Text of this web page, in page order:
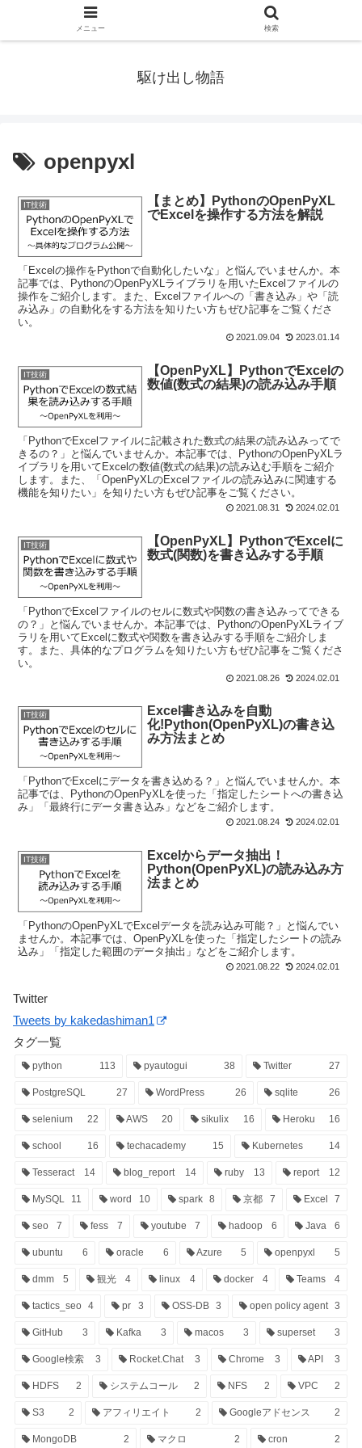
駆け出し物語
openpyxl
IT技術
【まとめ】PythonのOpenPyXL
でExcelを操作する方法を解説
「Excelの操作をPythonで自動化したいな」と悩んでいませんか。本
記事では、PythonのOpenPyXLライブラリを用いたExcelファイルの
操作をご紹介します。また、Excelファイルへの「書き込み」や「読
み込み」の自動化をする方法を知りたい方もぜひ記事をご覧くださ
い。
2021.09.04 2023.01.14
IT技術
【OpenPyXL】PythonでExcelの
数値(数式の結果)の読み込み手順
「PythonでExcelファイルに記載された数式の結果の読み込みってで
きるの？」と悩んでいませんか。本記事では、PythonのOpenPyXLラ
イブラリを用いてExcelの数値(数式の結果)の読み込む手順をご紹介
します。また、「OpenPyXLのExcelファイルの読み込みに関連する
機能を知りたい」を知りたい方もぜひ記事をご覧ください。
2021.08.31 2024.02.01
IT技術
【OpenPyXL】PythonでExcelに
数式(関数)を書き込みする手順
「PythonでExcelファイルのセルに数式や関数の書き込みってできる
の？」と悩んでいませんか。本記事では、PythonのOpenPyXLライブ
ラリを用いてExcelに数式や関数を書き込みする手順をご紹介しま
す。また、具体的なプログラムを知りたい方もぜひ記事をご覧くださ
い。
2021.08.26 2024.02.01
IT技術
Excel書き込みを自動
化!Python(OpenPyXL)の書き込
み方法まとめ
「PythonでExcelにデータを書き込める？」と悩んでいませんか。本
記事では、PythonのOpenPyXLを使った「指定したシートへの書き込
み」「最終行にデータ書き込み」などをご紹介します。
2021.08.24 2024.02.01
IT技術
Excelからデータ抽出！
Python(OpenPyXL)の読み込み方
法まとめ
「PythonのOpenPyXLでExcelデータを読み込み可能？」と悩んでい
ませんか。本記事では、OpenPyXLを使った「指定したシートの読み
込み」「指定した範囲のデータ抽出」などをご紹介します。
2021.08.22 2024.02.01
Twitter
Tweets by kakedashiman1
タグ一覧
python 113 pyautogui 38 Twitter 27
PostgreSQL 27 WordPress 26 sqlite 26
selenium 22 AWS 20 sikulix 16 Heroku 16
school 16 techacademy 15 Kubernetes 14
Tesseract 14 blog_report 14 ruby 13 report 12
MySQL 11 word 10 spark 8 京都 7 Excel 7
seo 7 fess 7 youtube 7 hadoop 6 Java 6
ubuntu 6 oracle 6 Azure 5 openpyxl 5
dmm 5 観光 4 linux 4 docker 4 Teams 4
tactics_seo 4 pr 3 OSS-DB 3 open policy agent 3
GitHub 3 Kafka 3 macos 3 superset 3
Google検索 3 Rocket.Chat 3 Chrome 3 API 3
HDFS 2 システムコール 2 NFS 2 VPC 2
S3 2 アフィリエイト 2 Googleアドセンス 2
MongoDB 2 マクロ 2 cron 2
メニュー 検索